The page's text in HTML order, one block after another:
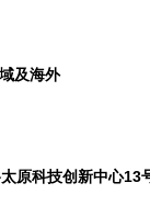
及海外
原科技创新中心13